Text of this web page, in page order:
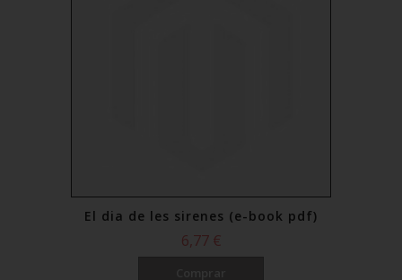
El dia de les sirenes (e-book pdf)
6,77 €